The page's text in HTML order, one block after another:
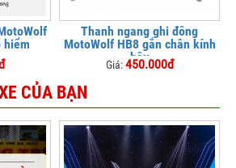
hiểm
Thanh ngang ghi đông
MotoWolf HB8 gắn chân kính
hậu
Giá:450.000đ
CỦA BẠN